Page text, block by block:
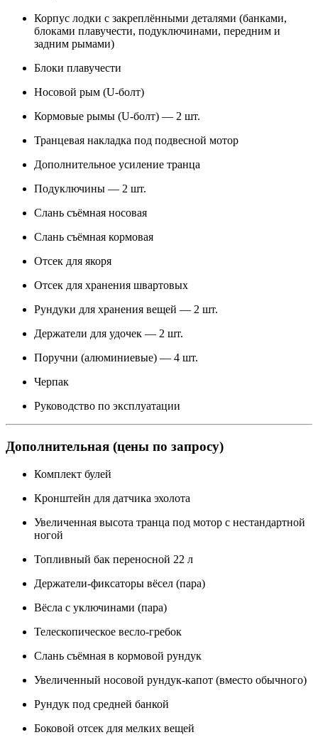
Корпус лодки с закреплёнными деталями (банками,
блоками плавучести, подуключинами, передним и
задним рымами)
Блоки плавучести
Носовой рым (U-болт)
Кормовые рымы (U-болт) — 2 шт.
Транцевая накладка под подвесной мотор
Дополнительное усиление транца
Подуключины — 2 шт.
Слань съёмная носовая
Слань съёмная кормовая
Отсек для якоря
Отсек для хранения швартовых
Рундуки для хранения вещей — 2 шт.
Держатели для удочек — 2 шт.
Поручни (алюминиевые) — 4 шт.
Черпак
Руководство по эксплуатации
Дополнительная (цены по запросу)
Комплект булей
Кронштейн для датчика эхолота
Увеличенная высота транца под мотор с нестандартной
ногой
Топливный бак переносной 22 л
Держатели-фиксаторы вёсел (пара)
Вёсла с уключинами (пара)
Телескопическое весло-гребок
Слань съёмная в кормовой рундук
Увеличенный носовой рундук-капот (вместо обычного)
Рундук под средней банкой
Боковой отсек для мелких вещей